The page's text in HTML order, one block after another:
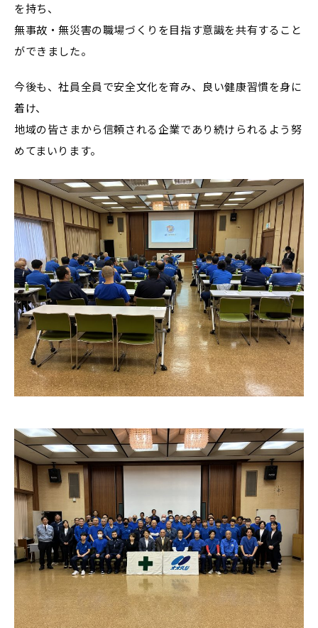
を持ち、
無事故・無災害の職場づくりを目指す意識を共有すること
ができました。
今後も、社員全員で安全文化を育み、良い健康習慣を身に
着け、
地域の皆さまから信頼される企業であり続けられるよう努
めてまいります。